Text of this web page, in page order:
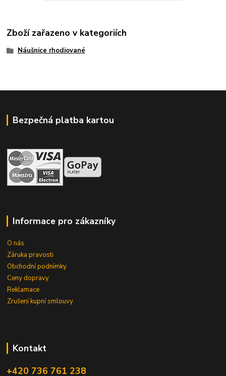
Zboží zařazeno v kategoriích
Náušnice rhodiované
Bezpečná platba kartou
Informace pro zákazníky
O nás
Záruka pravosti
Obchodní podnímky
Ceny dopravy
Reklamace
Zrušení kupní smlouvy
Kontakt
+420 736 761 238